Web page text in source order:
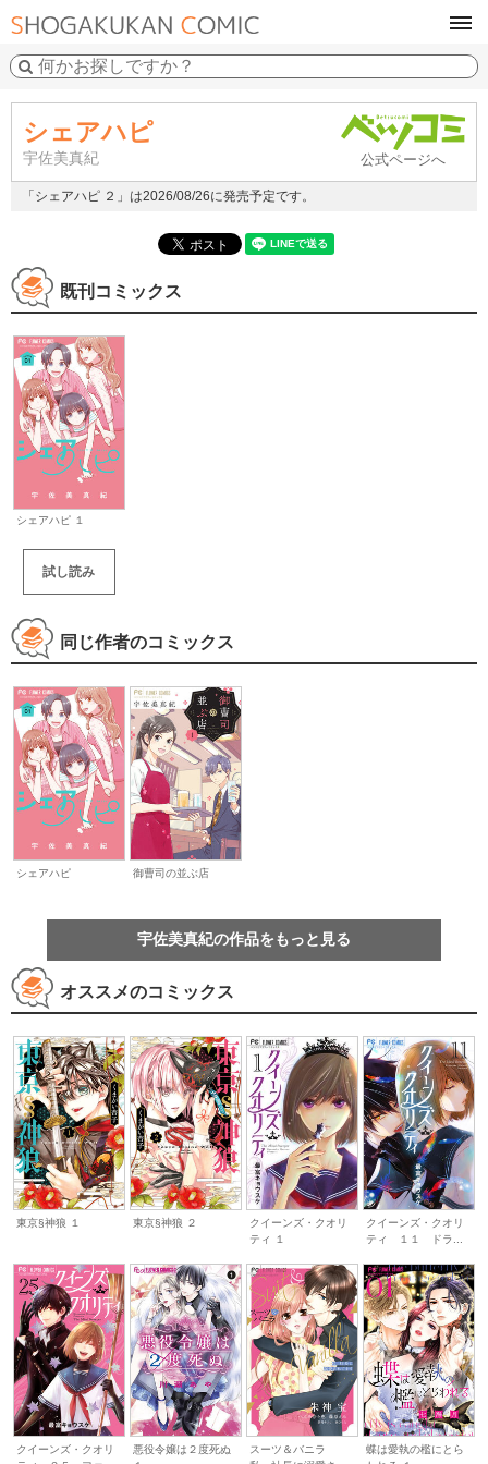
シェアハピ
宇佐美真紀 公式ページへ
「シェアハピ ２」は2026/08/26に発売予定です。
既刊コミックス
シェアハピ １
試し読み
同じ作者のコミックス
シェアハピ 御曹司の並ぶ店
宇佐美真紀の作品をもっと見る
オススメのコミックス
東京§神狼 １ 東京§神狼 ２
クイーンズ・クオリ
ティ １
クイーンズ・クオリ
ティ １１ ドラ...
クイーンズ・クオリ
悪役令嬢は２度死ぬ
スーツ＆バニラ
蝶は愛執の檻にとら